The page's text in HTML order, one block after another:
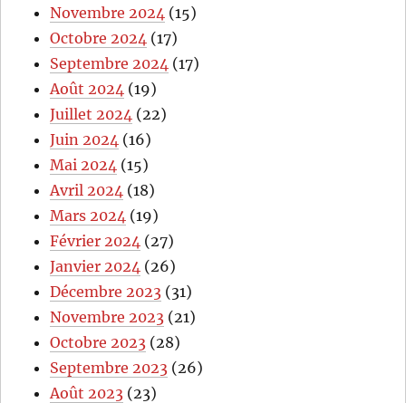
Novembre 2024 (15)
Octobre 2024 (17)
Septembre 2024 (17)
Août 2024 (19)
Juillet 2024 (22)
Juin 2024 (16)
Mai 2024 (15)
Avril 2024 (18)
Mars 2024 (19)
Février 2024 (27)
Janvier 2024 (26)
Décembre 2023 (31)
Novembre 2023 (21)
Octobre 2023 (28)
Septembre 2023 (26)
Août 2023 (23)